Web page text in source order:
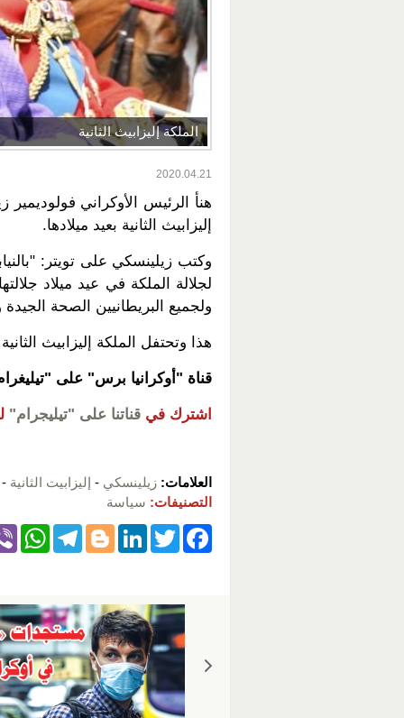
الملكة إليزابيث الثانية
2020.04.21
هنأ الرئيس الأوكراني
إليزابيث الثانية بعيد ميلادها.
وكتب زيلينسكي على تويتر:
لجلالة الملكة في عيد ميلاد
ولجميع البريطانيين الصحة الجيدة
هذا وتحتفل الملكة إليزابيث الثانية بعيد ميلادها
قناة "أوكرانيا برس" على
اشترك في قناتنا على "تيليجرام"
العلامات: زيلينسكي - إليزابيت الثانية
التصنيفات: سياسة
F
e
b
o
T
er
Li
e
dI
n
Bl
g
er
T
gr
a
m
s
A
p
p